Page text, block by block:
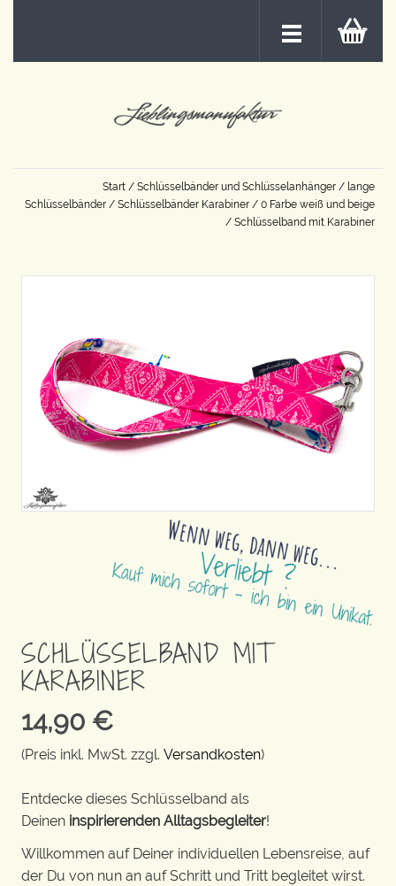
Start / Schlüsselbänder und Schlüsselanhänger / lange
Schlüsselbänder / Schlüsselbänder Karabiner / 0 Farbe weiß und beige
/ Schlüsselband mit Karabiner
SCHLÜSSELBAND MIT
KARABINER
14,90 €
(Preis inkl. MwSt. zzgl. Versandkosten)
Entdecke dieses Schlüsselband als
Deinen inspirierenden Alltagsbegleiter!
Willkommen auf Deiner individuellen Lebensreise, auf
der Du von nun an auf Schritt und Tritt begleitet wirst.